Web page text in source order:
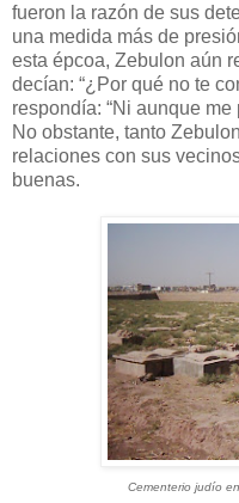
fueron la razón de sus
una medida más de
esta épcoa, Zebulon aún
decían: “¿Por qué no te
respondía: “Ni aunque
No obstante, tanto
relaciones con sus
buenas.
Cementerio judío